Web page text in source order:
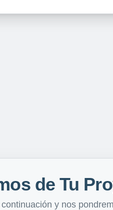
de Tu
y nos